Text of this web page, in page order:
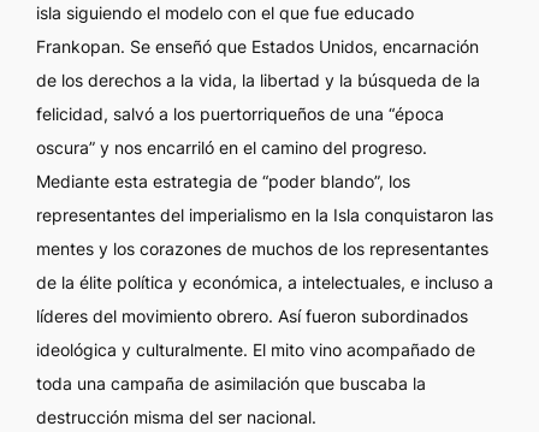
isla siguiendo el modelo con el que fue educado
Frankopan. Se enseñó que Estados Unidos, encarnación
de los derechos a la vida, la libertad y la búsqueda de la
felicidad, salvó a los puertorriqueños de una “época
oscura” y nos encarriló en el camino del progreso.
Mediante esta estrategia de “poder blando”, los
representantes del imperialismo en la Isla conquistaron las
mentes y los corazones de muchos de los representantes
de la élite política y económica, a intelectuales, e incluso a
líderes del movimiento obrero. Así fueron subordinados
ideológica y culturalmente. El mito vino acompañado de
toda una campaña de asimilación que buscaba la
destrucción misma del ser nacional.